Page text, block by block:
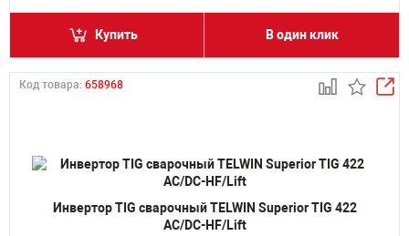
Купить В один клик
Код товара: 658968
Инвертор TIG сварочный TELWIN Superior TIG 422
AC/DC-HF/Lift